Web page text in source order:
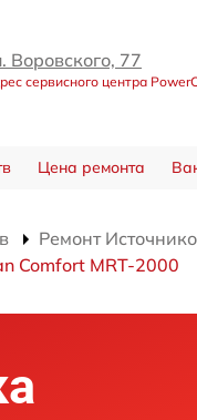
Воровского, 77
сервисного центра
Цена ремонта
Ремонт
Comfort MRT-2000